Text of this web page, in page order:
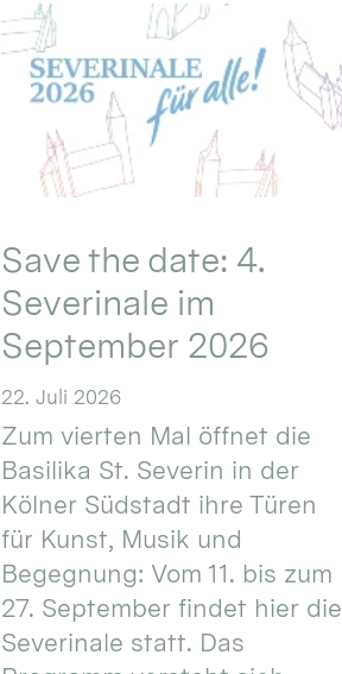
Save the date: 4.
Severinale im
September 2026
22. Juli 2026
Zum vierten Mal öffnet die
Basilika St. Severin in der
Kölner Südstadt ihre Türen
für Kunst, Musik und
Begegnung: Vom 11. bis zum
27. September findet hier die
Severinale statt. Das